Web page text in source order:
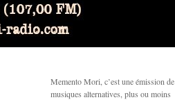
Memento Mori, c’est une émission de
musiques alternatives, plus ou moins